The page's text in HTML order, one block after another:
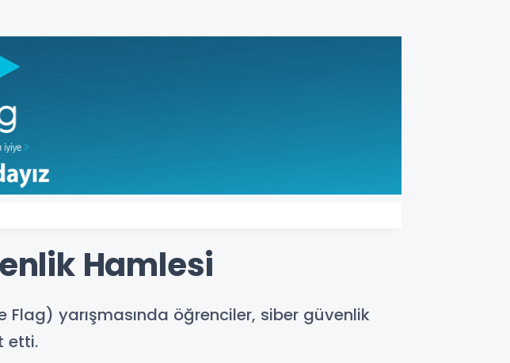
Hamlesi
Flag) yarışmasında öğrenciler, siber güvenlik
etti.